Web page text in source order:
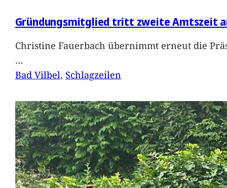
Gründungsmitglied tritt zweite Amtszeit
Christine Fauerbach übernimmt erneut die
…
Bad Vilbel, Schlagzeilen